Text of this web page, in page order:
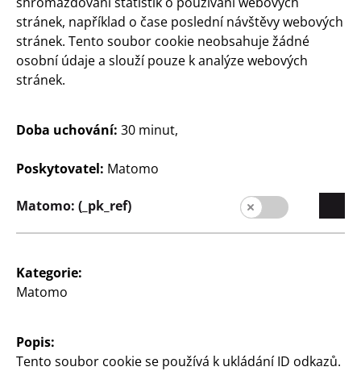
Hračky
různých příslušenství,
Hračky
Společnost
stránek, například o čase poslední návštěvy webových
stránek. Tento soubor cookie neobsahuje žádné
osobní údaje a slouží pouze k analýze webových
stránek.
Doba uchování: 30 minut,
Poskytovatel: Matomo
Matomo: (_pk_ref)
Kategorie:
Matomo
Popis:
Tento soubor cookie se používá k ukládání ID odkazů.